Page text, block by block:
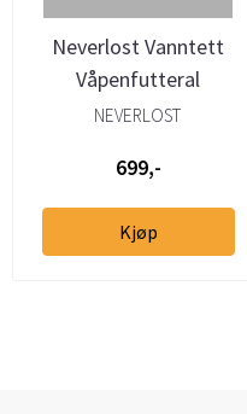
Neverlost Vanntett
Våpenfutteral
NEVERLOST
699,-
Kjøp